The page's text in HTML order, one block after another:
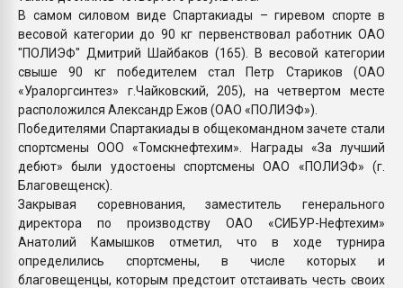
В самом силовом виде Спартакиады – гиревом спорте в
весовой категории до 90 кг первенствовал работник ОАО
"ПОЛИЭФ" Дмитрий Шайбаков (165). В весовой категории
свыше 90 кг победителем стал Петр Стариков (ОАО
«Уралоргсинтез» г.Чайковский, 205), на четвертом месте
расположился Александр Ежов (ОАО «ПОЛИЭФ»).
Победителями Спартакиады в общекомандном зачете стали
спортсмены ООО «Томскнефтехим». Награды «За лучший
дебют» были удостоены спортсмены ОАО «ПОЛИЭФ» (г.
Благовещенск).
Закрывая соревнования, заместитель генерального
директора по производству ОАО «СИБУР-Нефтехим»
Анатолий Камышков отметил, что в ходе турнира
определились спортсмены, в числе которых и
благовещенцы, которым предстоит отстаивать честь своих